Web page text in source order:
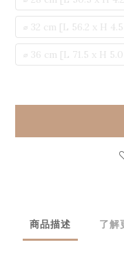
⌀ 32 cm [L 56.2 x H
⌀ 36 cm [L 71.5 x H
商品描述 了解